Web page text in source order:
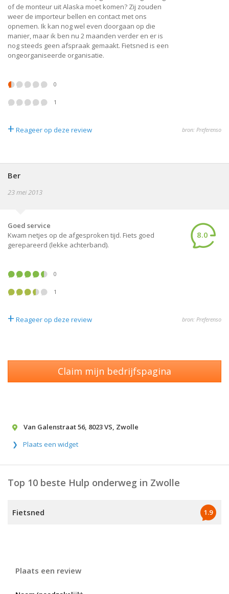
of de monteur uit Alaska moet komen? Zij zouden
weer de importeur bellen en contact met ons
opnemen. Ik kan nog wel even doorgaan op die
manier, maar ik ben nu 2 maanden verder en er is
nog steeds geen afspraak gemaakt. Fietsned is een
ongeorganiseerde organisatie.
0
1
+ Reageer op deze review bron: Preferenso
Ber
23 mei 2013
Goed service
Kwam netjes op de afgesproken tijd. Fiets goed
gerepareerd (lekke achterband).
8.0
0
1
+ Reageer op deze review bron: Preferenso
Claim mijn bedrijfspagina
Van Galenstraat 56, 8023 VS, Zwolle
Plaats een widget
Top 10 beste Hulp onderweg in Zwolle
Fietsned 1.9
Plaats een review